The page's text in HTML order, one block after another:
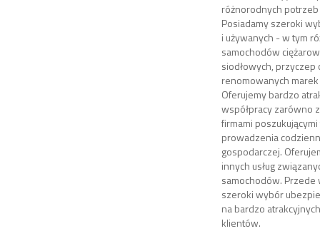
różnorodnych
Posiadamy szeroki
i używanych - w tym
samochodów
siodłowych, przyczep
renomowanych
Oferujemy bardzo
współpracy zarówno
firmami
prowadzenia
gospodarczej.
innych usług
samochodów.
szeroki wybór
na bardzo
klientów.